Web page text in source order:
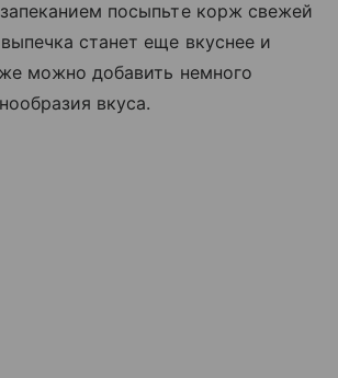
посыпьте корж свежей
станет еще вкуснее и
можно добавить немного
вкуса.